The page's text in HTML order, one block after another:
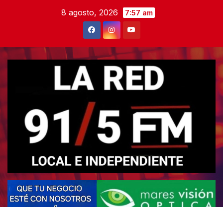
8 agosto, 2026 7:57 am